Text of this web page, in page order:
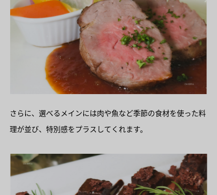
さらに、選べるメインには肉や魚など季節の食材を使った料
理が並び、特別感をプラスしてくれます。